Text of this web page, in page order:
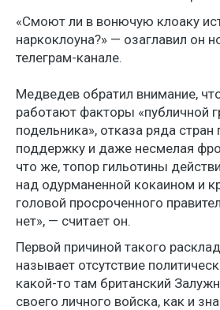
«Смоют ли в вонючую клоаку
наркоклоуна?» — озаглавил он
телеграм-канале.
Медведев обратил внимание,
работают факторы «публичной
подельника», отказа ряда стран
поддержку и даже несмелая
что же, топор гильотины
над одурманенной кокаином и
головой просроченного
нет», — считает он.
Первой причиной такого
называет отсутствие
какой-то там британский
своего личного войска, как и